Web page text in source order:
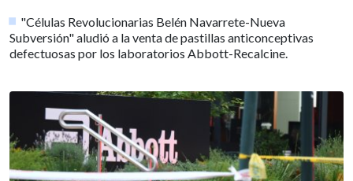
"Células Revolucionarias Belén Navarrete-Nueva
Subversión" aludió a la venta de pastillas anticonceptivas
defectuosas por los laboratorios Abbott-Recalcine.